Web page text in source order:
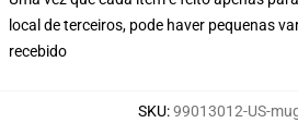
local de terceiros, pode haver pequenas
recebido
SKU:99013012-US-